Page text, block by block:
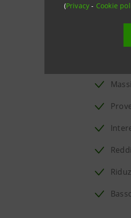
(Privacy- Cookie
Qui di